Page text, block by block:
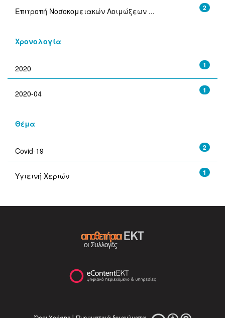
2
Επιτροπή Νοσοκομειακών Λοιμώξεων ...
Χρονολογία
1
2020
1
2020-04
Θέμα
2
Covid-19
1
Υγιεινή Xεριών